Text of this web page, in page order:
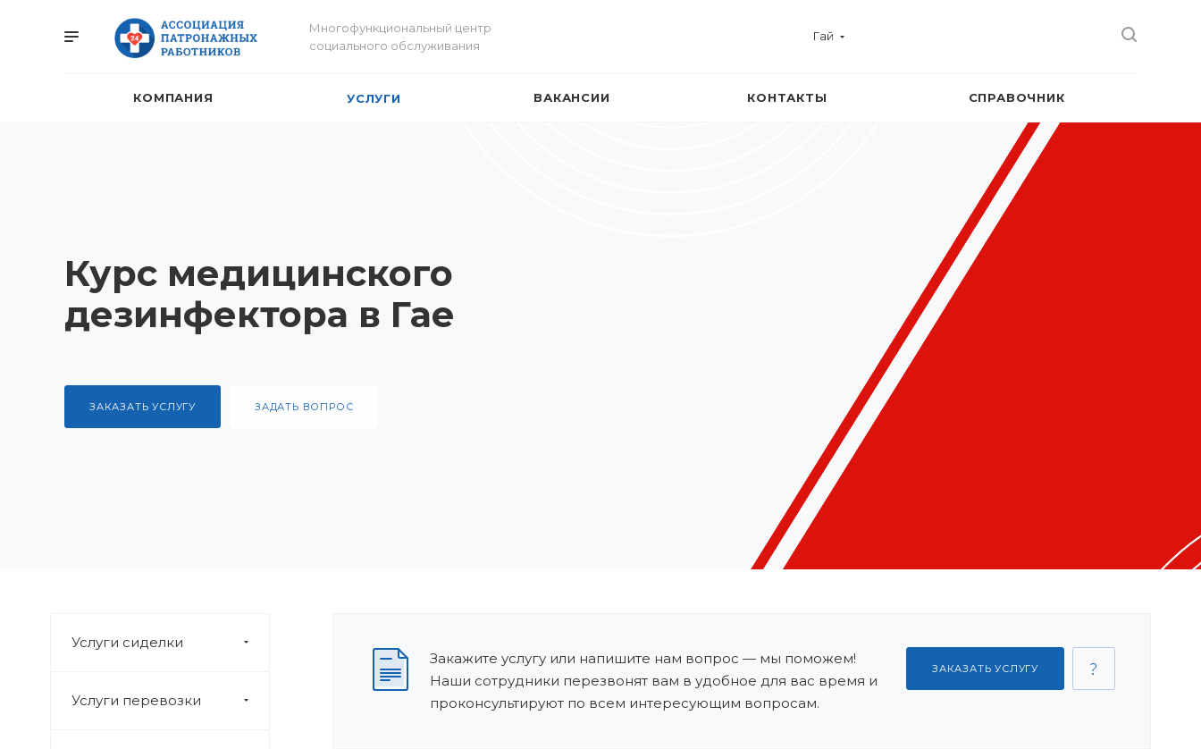
Многофункциональный центр
социального обслуживания
Гай
КОМПАНИЯ УСЛУГИ ВАКАНСИИ КОНТАКТЫ СПРАВОЧНИК
Курс медицинского
дезинфектора в Гае
ЗАКАЗАТЬ УСЛУГУ ЗАДАТЬ ВОПРОС
Услуги сиделки
Услуги перевозки
Закажите услугу или напишите нам вопрос — мы поможем!
Наши сотрудники перезвонят вам в удобное для вас время и
проконсультируют по всем интересующим вопросам.
ЗАКАЗАТЬ УСЛУГУ